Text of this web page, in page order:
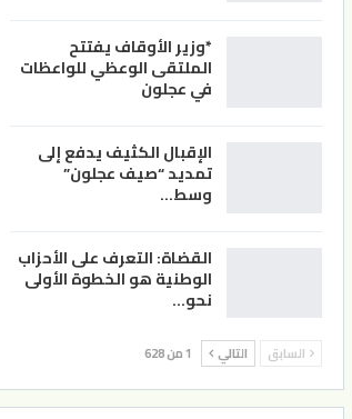
*وزير الأوقاف يفتتح
الملتقى الوعظي للواعظات
في عجلون
الإقبال الكثيف يدفع إلى
تمديد “صيف عجلون”
وسط…
القضاة: التعرف على الأحزاب
الوطنية هو الخطوة الأولى
نحو…
السابق التالي 1 من 628